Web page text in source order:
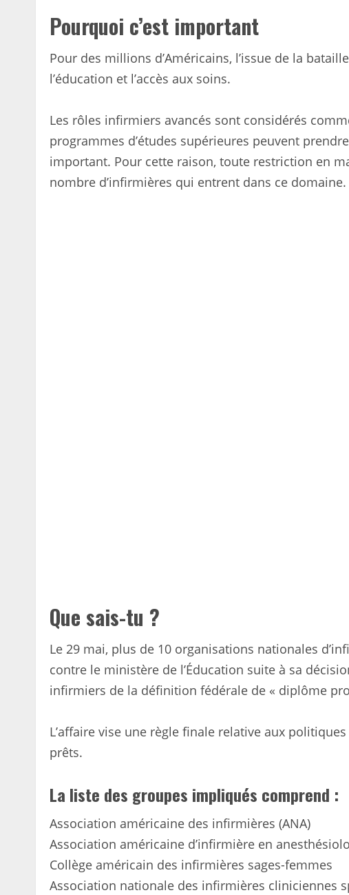
Pourquoi c’est important
Pour des millions d’Américains, l’issue de la
l’éducation et l’accès aux soins.
Les rôles infirmiers avancés sont considérés
programmes d’études supérieures peuvent
important. Pour cette raison, toute restriction en
nombre d’infirmières qui entrent dans ce domaine.
Que sais-tu ?
Le 29 mai, plus de 10 organisations nationales
contre le ministère de l’Éducation suite à sa
infirmiers de la définition fédérale de « diplôme
L’affaire vise une règle finale relative aux
prêts.
La liste des groupes impliqués comprend :
Association américaine des infirmières (ANA)
Association américaine d’infirmière en
Collège américain des infirmières sages-femmes
Association nationale des infirmières cliniciennes